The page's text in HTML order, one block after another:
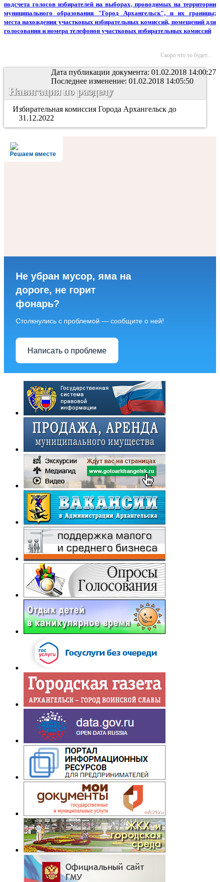
подсчета голосов избирателей на выборах, проводимых на территории
муниципального образования "Город Архангельск", и их границы;
места нахождения участковых избирательных комиссий, помещений для
голосования и номера телефонов участковых избирательных комиссий
Скоро что то будет...
Дата публикации документа: 01.02.2018 14:00:27
Последнее изменение: 01.02.2018 14:05:50
Навигация по разделу
Избирательная комиссия Города Архангельск до
31.12.2022
Решаем вместе
Не убран мусор, яма на
дороге, не горит
фонарь?
Столкнулись с проблемой — сообщите о ней!
Написать о проблеме